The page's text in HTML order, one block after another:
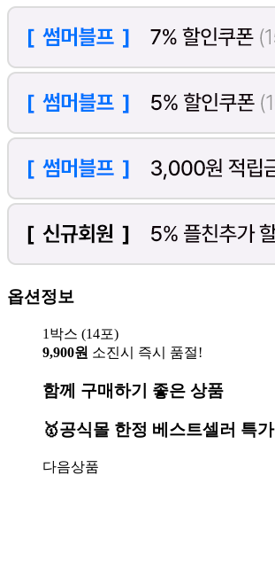
옵션정보
1박스 (14포)
9,900원 소진시 즉시 품절!
함께 구매하기 좋은 상품
🥇공식몰 한정 베스트셀러 특가
다음상품